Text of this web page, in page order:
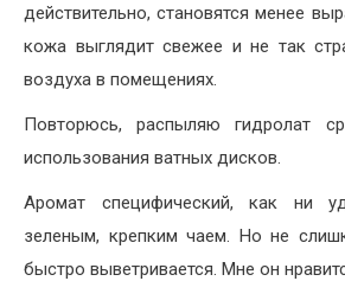
действительно, становятся менее
кожа выглядит свежее и не так
воздуха в помещениях.
Повторюсь, распыляю гидролат
использования ватных дисков.
Аромат специфический, как ни
зеленым, крепким чаем. Но не
быстро выветривается. Мне он